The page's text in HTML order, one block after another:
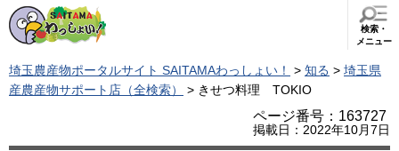
検索・
メニュー
埼玉農産物ポータルサイト SAITAMAわっしょい！ > 知る > 埼玉県
産農産物サポート店（全検索）
> きせつ料理 TOKIO
ページ番号：163727
掲載日：2022年10月7日